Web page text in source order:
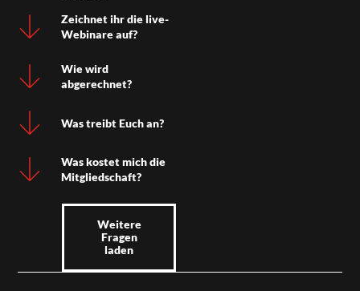
Zeichnet ihr die live-
Webinare auf?
Wie wird
abgerechnet?
Was treibt Euch an?
Was kostet mich die
Mitgliedschaft?
Weitere
Fragen
laden